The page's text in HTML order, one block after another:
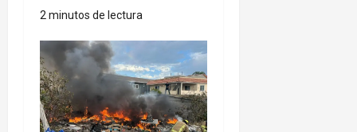
2 minutos de lectura